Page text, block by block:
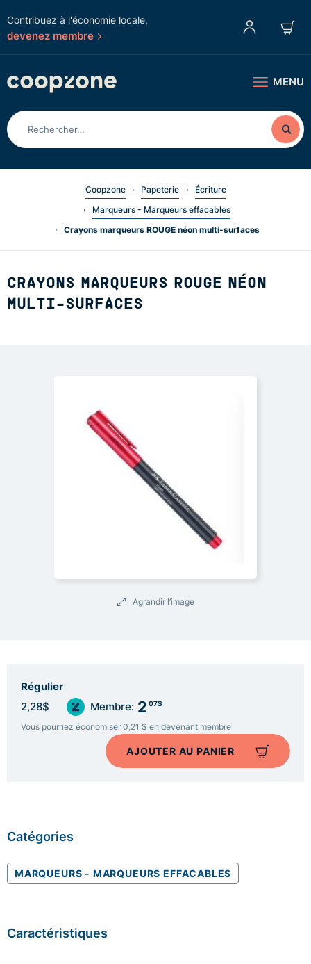
Contribuez à l'économie locale,
devenez membre
MENU
Coopzone Papeterie
Écriture
Marqueurs - Marqueurs effacables
Crayons marqueurs ROUGE néon multi-surfaces
CRAYONS MARQUEURS ROUGE NÉON
MULTI-SURFACES
Agrandir l’image
Régulier
2,28$ Membre: 2 07$
Vous pourriez économiser 0,21 $ en devenant membre
AJOUTER AU PANIER
Catégories
MARQUEURS - MARQUEURS EFFACABLES
Caractéristiques